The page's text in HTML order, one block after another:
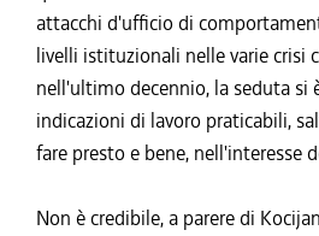
attacchi d'ufficio di
livelli istituzionali nelle varie crisi
nell'ultimo decennio, la seduta si
indicazioni di lavoro praticabili,
fare presto e bene, nell'interesse
Non è credibile, a parere di